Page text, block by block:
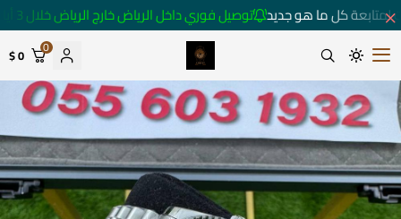
كل ما هو جديد توصيل فوري داخل الرياض خارج الرياض خلال 3 أيام 🚚
متجر ساعات رومانس
0
0 $